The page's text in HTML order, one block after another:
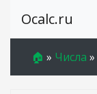
Ocalc.ru
🏠 » Числа »